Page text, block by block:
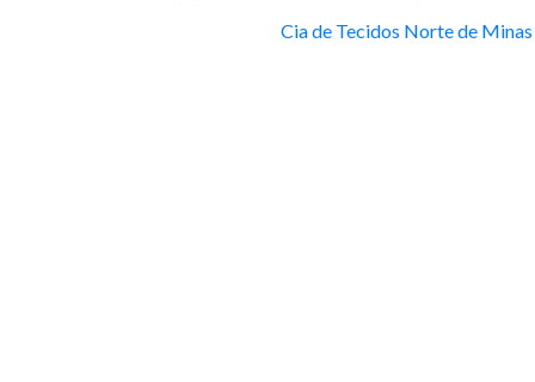
Cia de Tecidos Norte de Minas